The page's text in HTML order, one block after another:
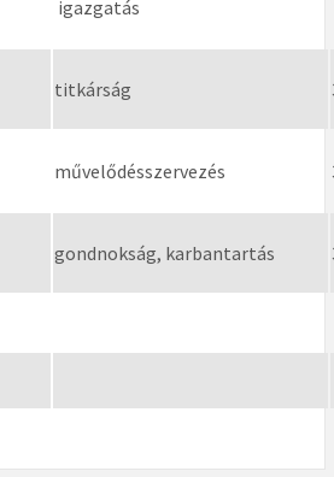
igazgatás
titkárság
művelődésszervezés
gondnokság, karbantartás